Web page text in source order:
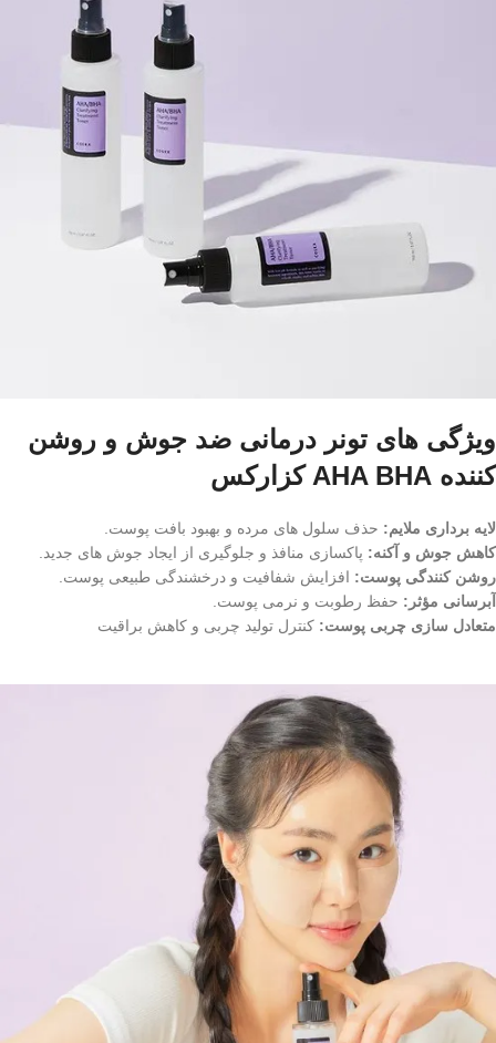
ویژگی های تونر درمانی ضد جوش و روشن
کننده AHA BHA کزارکس
لایه‌ برداری ملایم: حذف سلول‌ های مرده و بهبود بافت پوست.
کاهش جوش و آکنه: پاکسازی منافذ و جلوگیری از ایجاد جوش‌ های جدید.
روشن‌ کنندگی پوست: افزایش شفافیت و درخشندگی طبیعی پوست.
آبرسانی مؤثر: حفظ رطوبت و نرمی پوست.
متعادل‌ سازی چربی پوست: کنترل تولید چربی و کاهش براقیت